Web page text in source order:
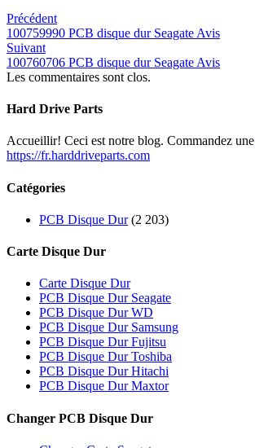
Précédent
100759990 PCB disque dur Seagate Avis
Suivant
100760706 PCB disque dur Seagate Avis
Les commentaires sont clos.
Hard Drive Parts
Accueillir! Ceci est notre blog. Commandez une
https://fr.harddriveparts.com
Catégories
PCB Disque Dur(2 203)
Carte Disque Dur
Carte Disque Dur
PCB Disque Dur Seagate
PCB Disque Dur WD
PCB Disque Dur Samsung
PCB Disque Dur Fujitsu
PCB Disque Dur Toshiba
PCB Disque Dur Hitachi
PCB Disque Dur Maxtor
Changer PCB Disque Dur